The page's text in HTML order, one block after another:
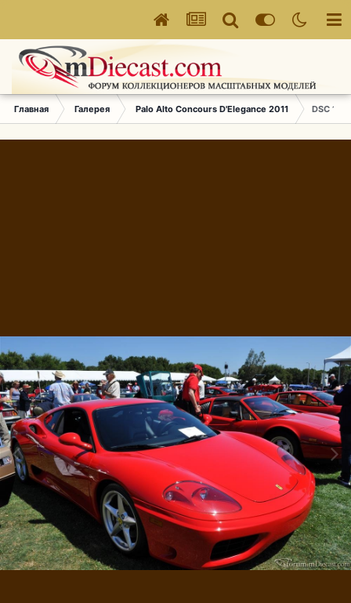
Главная Галерея Palo Alto Concours D'Elegance 2011 DSC